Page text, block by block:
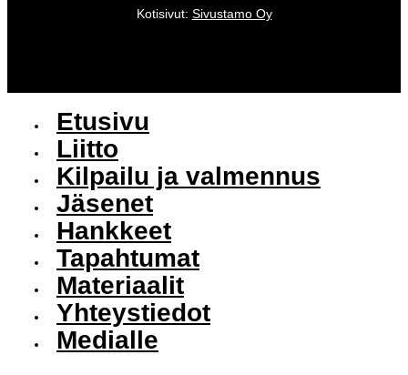
Kotisivut: Sivustamo Oy
Etusivu
Liitto
Kilpailu ja valmennus
Jäsenet
Hankkeet
Tapahtumat
Materiaalit
Yhteystiedot
Medialle